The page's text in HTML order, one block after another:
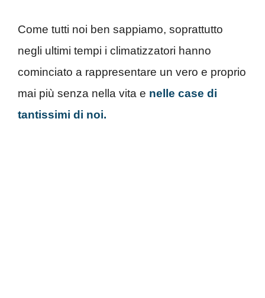
Come tutti noi ben sappiamo, soprattutto
negli ultimi tempi i climatizzatori hanno
cominciato a rappresentare un vero e proprio
mai più senza nella vita e nelle case di
tantissimi di noi.